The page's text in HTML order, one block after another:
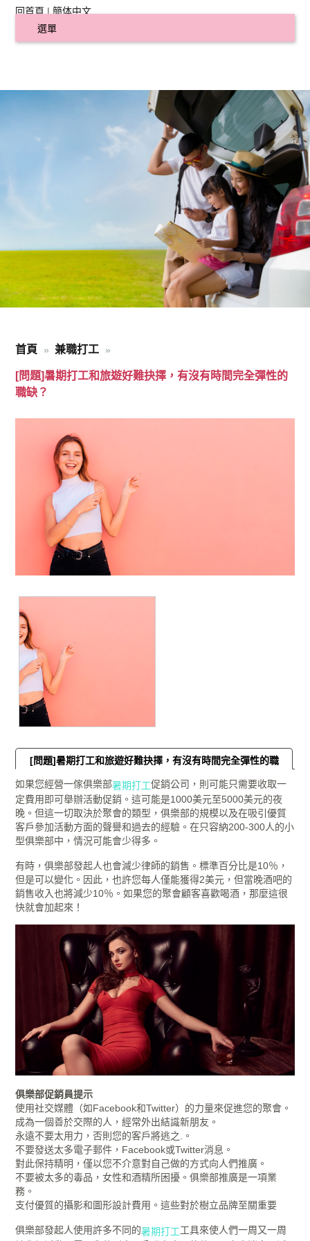
回首頁 |簡体中文
選單
首頁 兼職打工
[問題]暑期打工和旅遊好難抉擇，有沒有時間完全彈性的
職缺？
[問題]暑期打工和旅遊好難抉擇，有沒有時間完全彈性的職
缺？
如果您經營一傢俱樂部暑期打工促銷公司，則可能只需要收取一
定費用即可舉辦活動促銷。這可能是1000美元至5000美元的夜
晚。但這一切取決於聚會的類型，俱樂部的規模以及在吸引優質
客戶參加活動方面的聲譽和過去的經驗。在只容納200-300人的小
型俱樂部中，情況可能會少得多。
有時，俱樂部發起人也會減少律師的銷售。標準百分比是10％，
但是可以變化。因此，也許您每人僅能獲得2美元，但當晚酒吧的
銷售收入也將減少10％。如果您的聚會顧客喜歡喝酒，那麼這很
快就會加起來！
俱樂部促銷員提示
使用社交媒體（如Facebook和Twitter）的力量來促進您的聚會。
成為一個善於交際的人，經常外出結識新朋友。
永遠不要太用力，否則您的客戶將逃之.。
不要發送太多電子郵件，Facebook或Twitter消息。
對此保持精明，僅以您不介意對自己做的方式向人們推廣。
不要被太多的毒品，女性和酒精所困擾。俱樂部推廣是一項業
務。
支付優質的攝影和圖形設計費用。這些對於樹立品牌至關重要
俱樂部發起人使用許多不同的暑期打工工具來使人們一周又一周